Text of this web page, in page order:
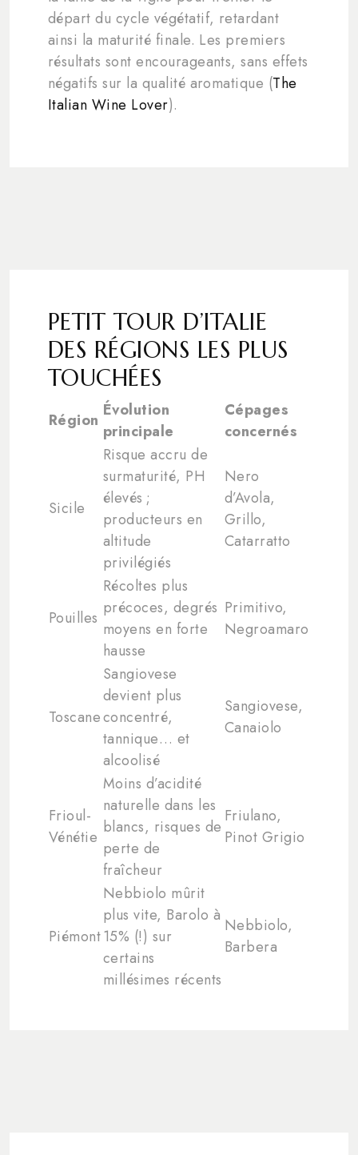
départ du cycle végétatif, retardant
ainsi la maturité finale. Les premiers
résultats sont encourageants, sans effets
négatifs sur la qualité aromatique (The
Italian Wine Lover).
PETIT TOUR D’ITALIE
DES RÉGIONS LES PLUS
TOUCHÉES
Région Évolution
principale
Cépages
concernés
Sicile
Risque accru de
surmaturité, PH
élevés ;
producteurs en
altitude
privilégiés
Nero
d’Avola,
Grillo,
Catarratto
Pouilles
Récoltes plus
précoces, degrés
moyens en forte
hausse
Primitivo,
Negroamaro
Toscane
Sangiovese
devient plus
concentré,
tannique… et
alcoolisé
Sangiovese,
Canaiolo
Frioul-
Vénétie
Moins d’acidité
naturelle dans les
blancs, risques de
perte de
fraîcheur
Friulano,
Pinot Grigio
Piémont
Nebbiolo mûrit
plus vite, Barolo à
15% (!) sur
certains
millésimes récents
Nebbiolo,
Barbera